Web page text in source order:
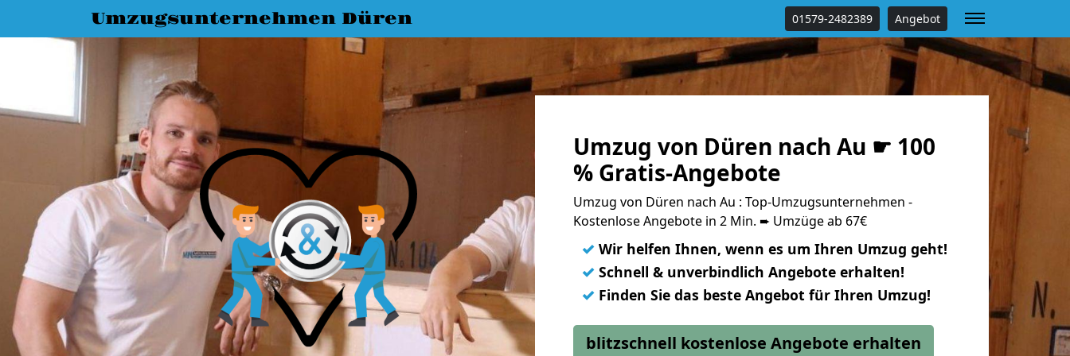
Umzugsunternehmen Düren 01579-2482389 Angebot
Umzug von Düren nach Au ☛ 100
% Gratis-Angebote
Umzug von Düren nach Au : Top-Umzugsunternehmen -
Kostenlose Angebote in 2 Min. ➨ Umzüge ab 67€
✓ Wir helfen Ihnen, wenn es um Ihren Umzug geht!
✓ Schnell & unverbindlich Angebote erhalten!
✓ Finden Sie das beste Angebot für Ihren Umzug!
blitzschnell kostenlose Angebote erhalten